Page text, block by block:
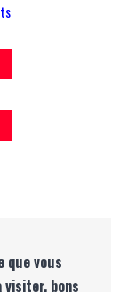
que vous
bons